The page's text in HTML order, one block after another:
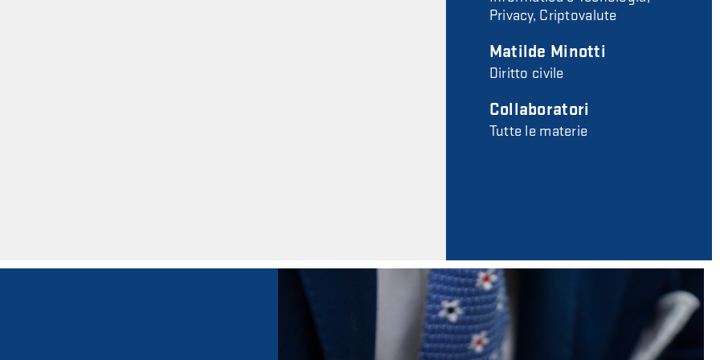
Privacy, Criptovalute
Matilde Minotti
Diritto civile
Collaboratori
Tutte le materie